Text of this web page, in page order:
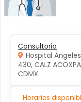
Consultorio
Hospital
430, CALZ
CDMX
Horarios